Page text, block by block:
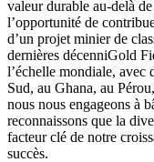
valeur durable au-delà
l’opportunité de
d’un projet minier de
dernières décenniGold
l’échelle mondiale, avec
Sud, au Ghana, au
nous nous engageons à
reconnaissons que la
facteur clé de notre
succès.